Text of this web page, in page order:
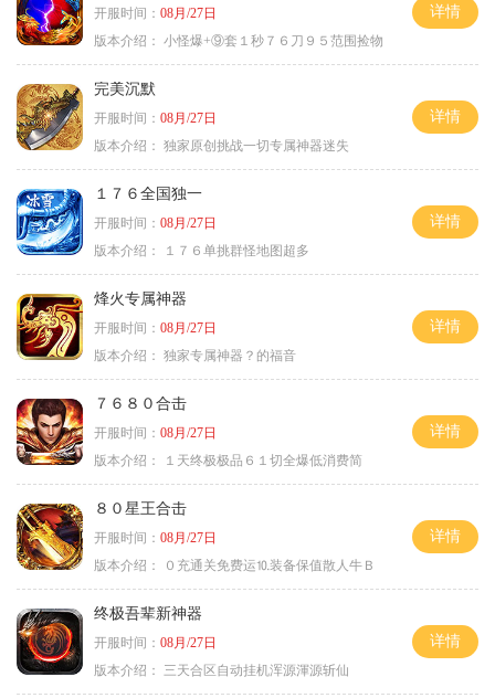
开服时间： 08月/27日
版本介绍： 小怪爆+⑨套１秒７６刀９５范围捡物
详情
完美沉默
开服时间： 08月/27日
版本介绍： 独家原创挑战一切专属神器迷失
详情
１７６全国独一
开服时间： 08月/27日
版本介绍：
１７６单挑群怪地图超多
详情
烽火专属神器
开服时间： 08月/27日
版本介绍： 独家专属神器？的福音
详情
７６８０合击
开服时间： 08月/27日
版本介绍：
１天终极极品６１切全爆低消费简
详情
８０星王合击
开服时间： 08月/27日
版本介绍：
０充通关免费运⒑装备保值散人牛Ｂ
详情
终极吾辈新神器
开服时间： 08月/27日
版本介绍：
三天合区自动挂机浑源渾源斩仙
详情